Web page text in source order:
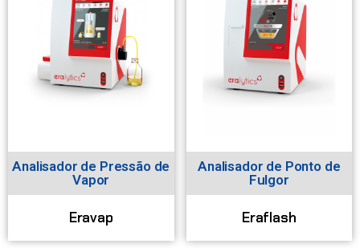
Analisador de Pressão de
Vapor
Eravap
Analisador de Ponto de
Fulgor
Eraflash